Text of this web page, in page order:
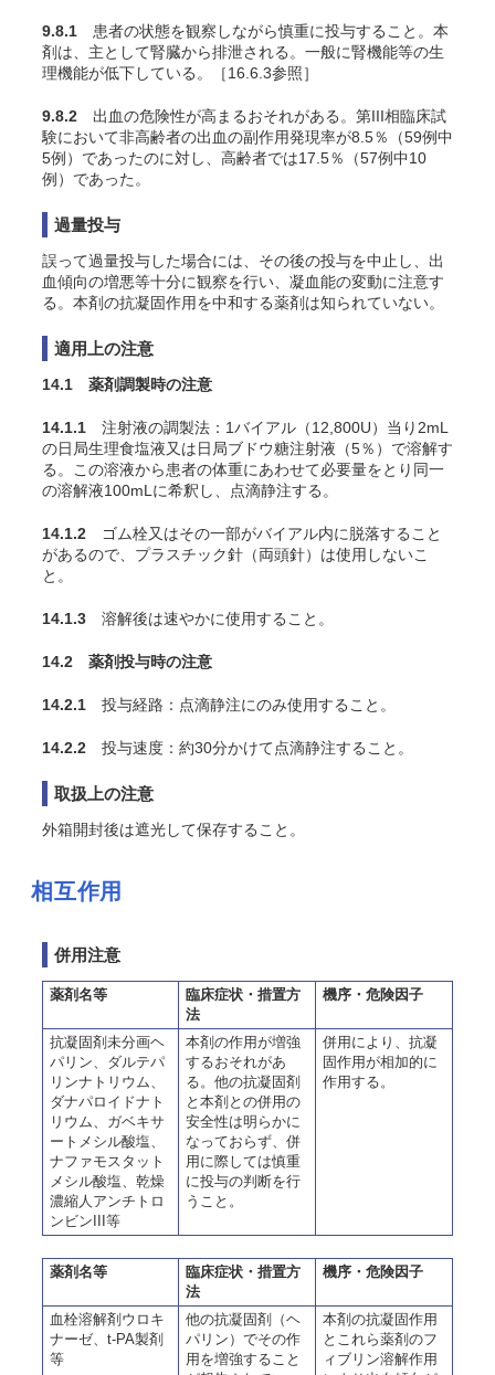
9.8.1 患者の状態を観察しながら慎重に投与すること。本
剤は、主として腎臓から排泄される。一般に腎機能等の生
理機能が低下している。［16.6.3参照］
9.8.2 出血の危険性が高まるおそれがある。第III相臨床試
験において非高齢者の出血の副作用発現率が8.5％（59例中
5例）であったのに対し、高齢者では17.5％（57例中10
例）であった。
過量投与
誤って過量投与した場合には、その後の投与を中止し、出
血傾向の増悪等十分に観察を行い、凝血能の変動に注意す
る。本剤の抗凝固作用を中和する薬剤は知られていない。
適用上の注意
14.1 薬剤調製時の注意
14.1.1 注射液の調製法：1バイアル（12,800U）当り2mL
の日局生理食塩液又は日局ブドウ糖注射液（5％）で溶解す
る。この溶液から患者の体重にあわせて必要量をとり同一
の溶解液100mLに希釈し、点滴静注する。
14.1.2 ゴム栓又はその一部がバイアル内に脱落すること
があるので、プラスチック針（両頭針）は使用しないこ
と。
14.1.3 溶解後は速やかに使用すること。
14.2 薬剤投与時の注意
14.2.1 投与経路：点滴静注にのみ使用すること。
14.2.2 投与速度：約30分かけて点滴静注すること。
取扱上の注意
外箱開封後は遮光して保存すること。
相互作用
併用注意
薬剤名等
臨床症状・措置方
法
機序・危険因子
抗凝固剤未分画ヘ
パリン、ダルテパ
リンナトリウム、
ダナパロイドナト
リウム、ガベキサ
ートメシル酸塩、
ナファモスタット
メシル酸塩、乾燥
濃縮人アンチトロ
ンビンIII等
本剤の作用が増強
するおそれがあ
る。他の抗凝固剤
と本剤との併用の
安全性は明らかに
なっておらず、併
用に際しては慎重
に投与の判断を行
うこと。
併用により、抗凝
固作用が相加的に
作用する。
薬剤名等
臨床症状・措置方
法
機序・危険因子
血栓溶解剤ウロキ
ナーゼ、t-PA製剤
等
他の抗凝固剤（ヘ
パリン）でその作
用を増強すること
本剤の抗凝固作用
とこれら薬剤のフ
ィブリン溶解作用